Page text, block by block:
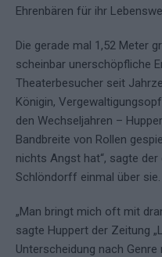
Ehrenbären für ihr
Die gerade mal 1,52 Meter
scheinbar unerschöpfliche
Theaterbesucher seit
Königin,
den Wechseljahren –
Bandbreite von Rollen
nichts Angst hat“, sagte
Schlöndorff einmal über sie.
„Man bringt mich oft mit
sagte Huppert der Zeitung
Unterscheidung nach